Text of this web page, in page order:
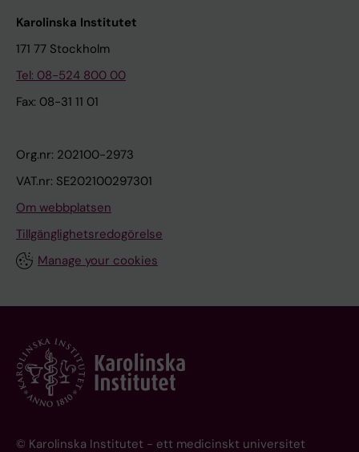
Karolinska Institutet
171 77 Stockholm
Tel: 08-524 800 00
Fax: 08-31 11 01
Org.nr: 202100-2973
VAT.nr: SE202100297301
Om webbplatsen
Tillgänglighetsredogörelse
Manage your cookies
© Karolinska Institutet - ett medicinskt universitet